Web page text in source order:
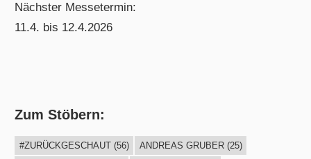
Nächster Messetermin:
11.4. bis 12.4.2026
Zum Stöbern:
#ZURÜCKGESCHAUT(56) ANDREAS GRUBER(25)